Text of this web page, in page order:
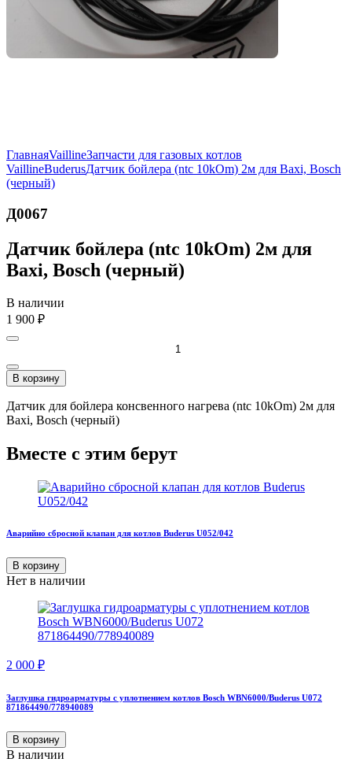
ГлавнаяVaillineЗапчасти для газовых котлов
VaillineBuderusДатчик бойлера (ntc 10kOm) 2м для Baxi, Bosch
(черный)
Д0067
Датчик бойлера (ntc 10kOm) 2м для
Baxi, Bosch (черный)
В наличии
1 900 ₽
В корзину
Датчик для бойлера консвенного нагрева (ntc 10kOm) 2м для
Baxi, Bosch (черный)
Вместе с этим берут
Аварийно сбросной клапан для котлов Buderus U052/042
В корзину
Нет в наличии
2 000 ₽
Заглушка гидроарматуры с уплотнением котлов Bosch WBN6000/Buderus U072
871864490/778940089
В корзину
В наличии